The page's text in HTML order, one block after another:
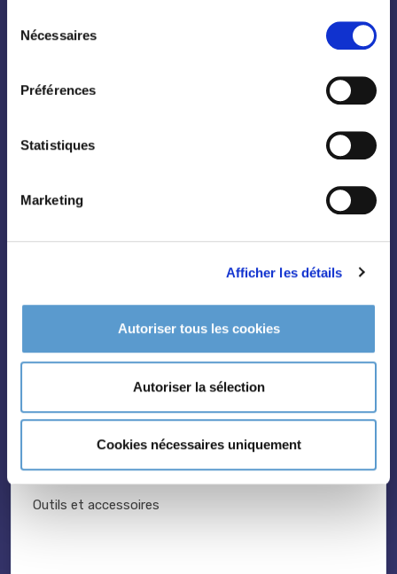
Nécessaires
Préférences
Statistiques
Marketing
Afficher les détails
Autoriser tous les cookies
Autoriser la sélection
Cookies nécessaires uniquement
Palmiers
Fruitiers
Rosiers
Grimpantes
Pleine terre
Légumes et aromatiques
Vivaces
Outils et accessoires